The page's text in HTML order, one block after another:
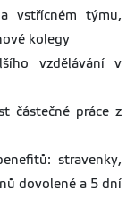
vstřícném týmu,
kolegy
vzdělávání v
částečné práce z
stravenky,
dovolené a 5 dní